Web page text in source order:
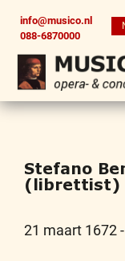
info@musico.nl
088-6870000
Stefano
(librettist)
21 maart 1672